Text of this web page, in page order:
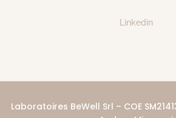
Linkedin
Laboratoires BeWell Srl – COE